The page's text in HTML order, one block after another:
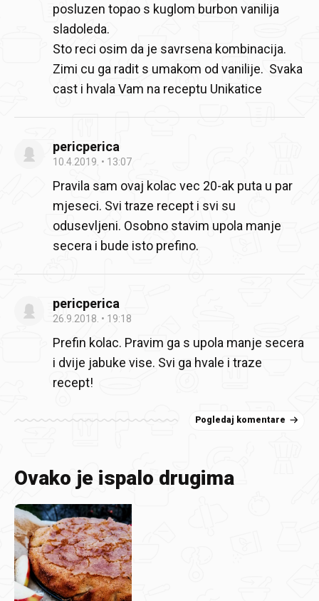
posluzen topao s kuglom burbon vanilija
sladoleda.
Sto reci osim da je savrsena kombinacija.
Zimi cu ga radit s umakom od vanilije. Svaka
cast i hvala Vam na receptu Unikatice
pericperica
10.4.2019. 13:07
Pravila sam ovaj kolac vec 20-ak puta u par
mjeseci. Svi traze recept i svi su
odusevljeni. Osobno stavim upola manje
secera i bude isto prefino.
pericperica
26.9.2018. 19:18
Prefin kolac. Pravim ga s upola manje secera
i dvije jabuke vise. Svi ga hvale i traze
recept!
Pogledaj komentare
Ovako je ispalo drugima